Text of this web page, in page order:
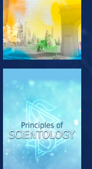
シリーズを探求